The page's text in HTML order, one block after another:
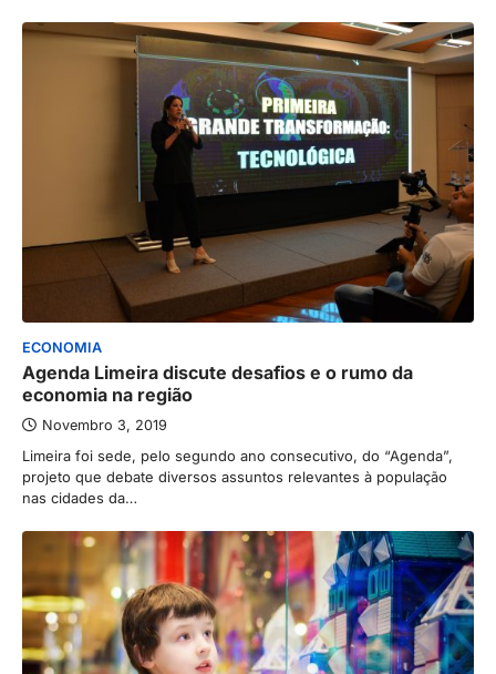
ECONOMIA
Agenda Limeira discute desafios e o rumo da
economia na região
Novembro 3, 2019
Limeira foi sede, pelo segundo ano consecutivo, do “Agenda”,
projeto que debate diversos assuntos relevantes à população
nas cidades da…